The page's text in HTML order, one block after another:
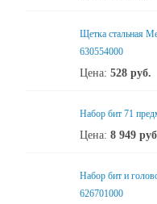
Щетка стальная
630554000
Цена: 528 руб.
Набор бит 71
Цена: 8 949
Набор бит и
626701000